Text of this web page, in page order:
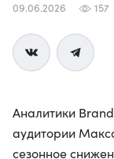
09.06.2026 157
Аналитики
аудитории
сезонное